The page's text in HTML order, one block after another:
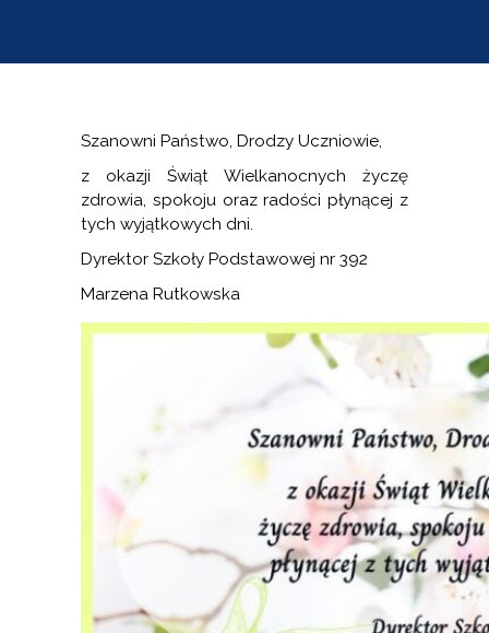
Szanowni Państwo, Drodzy Uczniowie,
z okazji Świąt Wielkanocnych życzę
zdrowia, spokoju oraz radości płynącej z
tych wyjątkowych dni.
Dyrektor Szkoły Podstawowej nr 392
Marzena Rutkowska